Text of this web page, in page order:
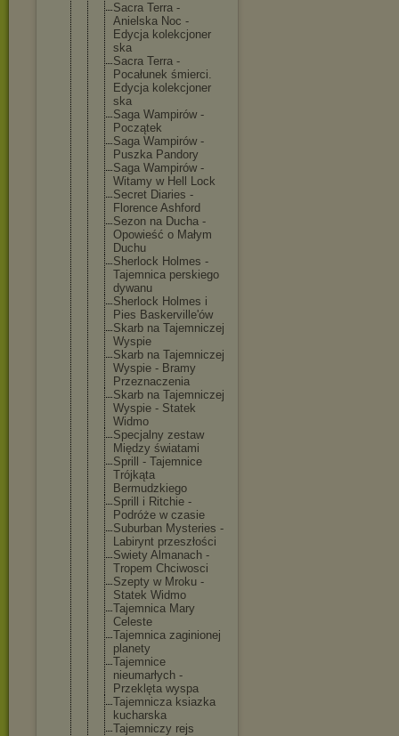
Sacra Terra -
Anielska Noc -
Edycja kolekcjoner
ska
Sacra Terra -
Pocałunek śmierci.
Edycja kolekcjoner
ska
Saga Wampirów -
Początek
Saga Wampirów -
Puszka Pandory
Saga Wampirów -
Witamy w Hell Lock
Secret Diaries -
Florence Ashford
Sezon na Ducha -
Opowieść o Małym
Duchu
Sherlock Holmes -
Tajemnica perskiego
dywanu
Sherlock Holmes i
Pies Baskerville'ów
Skarb na Tajemniczej
Wyspie
Skarb na Tajemniczej
Wyspie - Bramy
Przeznaczenia
Skarb na Tajemniczej
Wyspie - Statek
Widmo
Specjalny zestaw
Między światami
Sprill - Tajemnice
Trójkąta
Bermudzkiego
Sprill i Ritchie -
Podróże w czasie
Suburban Mysteries -
Labirynt przeszłości
Swiety Almanach -
Tropem Chciwosci
Szepty w Mroku -
Statek Widmo
Tajemnica Mary
Celeste
Tajemnica zaginionej
planety
Tajemnice
nieumarłych -
Przeklęta wyspa
Tajemnicza ksiazka
kucharska
Tajemniczy rejs